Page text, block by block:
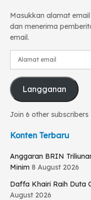
Masukkan alamat
dan menerima
email.
Alamat
Langganan
Join 6 other subscribers
Konten Terbaru
Anggaran BRIN
Minim 8 August 2026
Daffa Khairi Raih Duta
August 2026